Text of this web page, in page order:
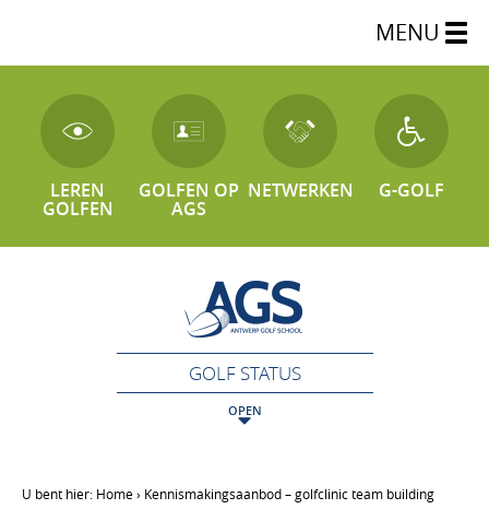
MENU
LEREN
GOLFEN
GOLFEN OP
AGS
NETWERKEN G-GOLF
GOLF STATUS
OPEN
U bent hier: Home› Kennismakingsaanbod – golfclinic team building